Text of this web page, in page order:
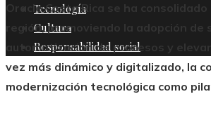
Tecnología
Cultura
Responsabilidad social
Oracle Costa Rica se ha
región, promoviendo la adopción
automatización de procesos y
vez más dinámico y digitalizado, la
modernización tecnológica como